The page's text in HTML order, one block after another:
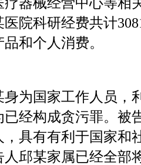
医院科研经费共计
和个人消费。
身为国家工作人员，
已经构成贪污罪。被
，具有有利于国家和
人邱某家属已经全部